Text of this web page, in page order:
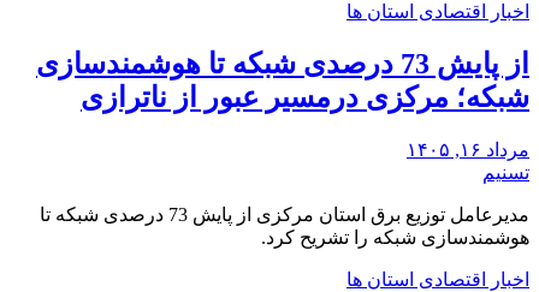
اخبار اقتصادی استان ها
از پایش 73 درصدی شبکه تا هوشمندسازی
شبکه؛ مرکزی درمسیر عبور از ناترازی
مرداد ۱۶, ۱۴۰۵
تسنیم
مدیرعامل توزیع برق استان مرکزی از پایش 73 درصدی شبکه تا
هوشمندسازی شبکه را تشریح کرد.
اخبار اقتصادی استان ها